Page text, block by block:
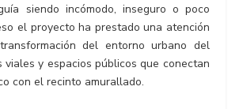
siendo incómodo, inseguro o poco
el proyecto ha prestado una atención
del entorno urbano del
viales y espacios públicos que conectan
con el recinto amurallado.